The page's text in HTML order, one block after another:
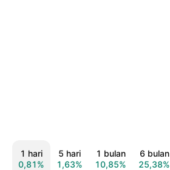
1 hari
0,81%
5 hari
1,63%
1 bulan
10,85%
6 bulan
25,38%